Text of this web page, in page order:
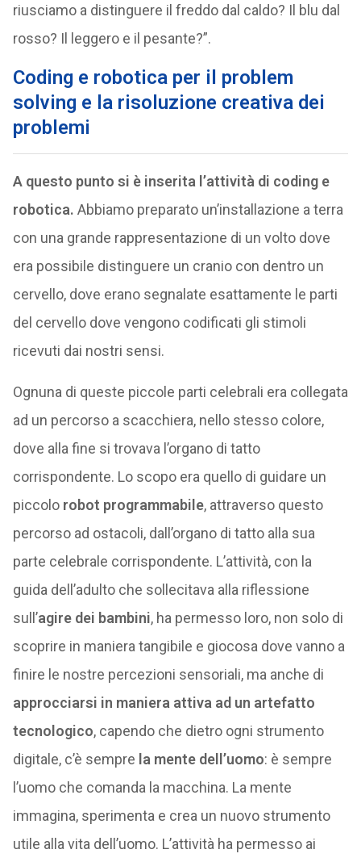
riusciamo a distinguere il freddo dal caldo? Il blu dal
rosso? Il leggero e il pesante?”.
Coding e robotica per il problem
solving e la risoluzione creativa dei
problemi
A questo punto si è inserita l’attività di coding e
robotica. Abbiamo preparato un’installazione a terra
con una grande rappresentazione di un volto dove
era possibile distinguere un cranio con dentro un
cervello, dove erano segnalate esattamente le parti
del cervello dove vengono codificati gli stimoli
ricevuti dai nostri sensi.
Ognuna di queste piccole parti celebrali era collegata
ad un percorso a scacchiera, nello stesso colore,
dove alla fine si trovava l’organo di tatto
corrispondente. Lo scopo era quello di guidare un
piccolo robot programmabile, attraverso questo
percorso ad ostacoli, dall’organo di tatto alla sua
parte celebrale corrispondente. L’attività, con la
guida dell’adulto che sollecitava alla riflessione
sull’agire dei bambini, ha permesso loro, non solo di
scoprire in maniera tangibile e giocosa dove vanno a
finire le nostre percezioni sensoriali, ma anche di
approcciarsi in maniera attiva ad un artefatto
tecnologico, capendo che dietro ogni strumento
digitale, c’è sempre la mente dell’uomo: è sempre
l’uomo che comanda la macchina. La mente
immagina, sperimenta e crea un nuovo strumento
utile alla vita dell’uomo. L’attività ha permesso ai